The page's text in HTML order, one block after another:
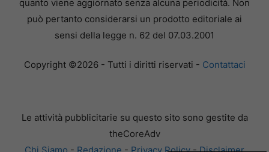
quanto viene aggiornato senza alcuna periodicità. Non
può pertanto considerarsi un prodotto editoriale ai
sensi della legge n. 62 del 07.03.2001
Copyright ©2026 - Tutti i diritti riservati - Contattaci
Le attività pubblicitarie su questo sito sono gestite da
theCoreAdv